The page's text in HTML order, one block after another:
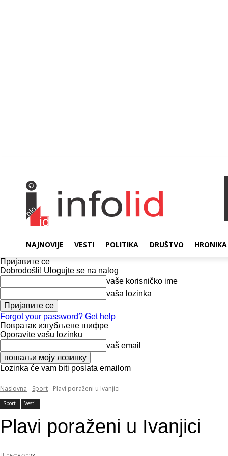
NAJNOVIJE VESTI POLITIKA DRUŠTVO HRONIKA
Пријавите се
Dobrodošli! Ulogujte se na nalog
vaše korisničko ime
vaša lozinka
Forgot your password? Get help
Повратак изгубљене шифре
Oporavite vašu lozinku
vaš email
Lozinka će vam biti poslata emailom
Naslovna Sport Plavi poraženi u Ivanjici
Sport Vesti
Plavi poraženi u Ivanjici